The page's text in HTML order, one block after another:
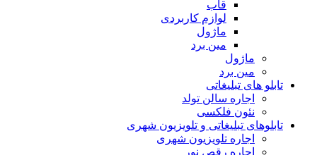
قاب
لوازم کاربردی
ماژول
مین برد
ماژول
مین برد
تابلو های تبلیغاتی
اجاره سالن تولد
نئون فلکسی
تابلوهاى تبلیغاتى و تلویزیون شهری
اجاره تلویزیون شهری
اجاره رقص نور